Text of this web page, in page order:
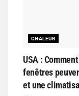
CHALEUR
USA :
fenêtres
et une